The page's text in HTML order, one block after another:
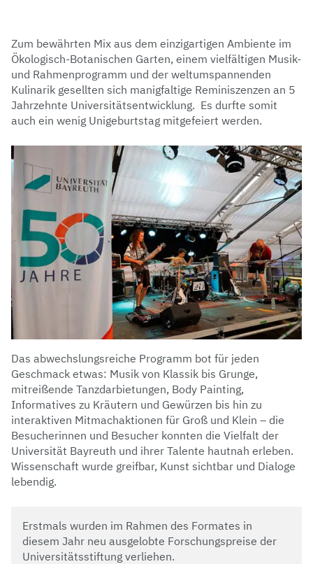
Zum bewährten Mix aus dem einzigartigen Ambiente im
Ökologisch-Botanischen Garten, einem vielfältigen Musik-
und Rahmenprogramm und der weltumspannenden
Kulinarik gesellten sich manigfaltige Reminiszenzen an 5
Jahrzehnte Universitätsentwicklung. Es durfte somit
auch ein wenig Unigeburtstag mitgefeiert werden.
Das abwechslungsreiche Programm bot für jeden
Geschmack etwas: Musik von Klassik bis Grunge,
mitreißende Tanzdarbietungen, Body Painting,
Informatives zu Kräutern und Gewürzen bis hin zu
interaktiven Mitmachaktionen für Groß und Klein – die
Besucherinnen und Besucher konnten die Vielfalt der
Universität Bayreuth und ihrer Talente hautnah erleben.
Wissenschaft wurde greifbar, Kunst sichtbar und Dialoge
lebendig.
Erstmals wurden im Rahmen des Formates in
diesem Jahr neu ausgelobte Forschungspreise der
Universitätsstiftung verliehen.